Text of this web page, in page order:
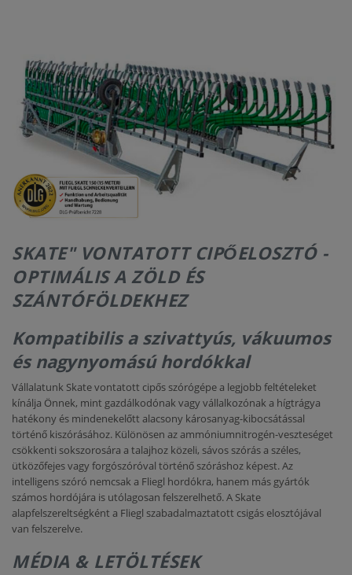
KAPCSOLAT
SKATE" VONTATOTT CIPŐELOSZTÓ -
OPTIMÁLIS A ZÖLD ÉS
SZÁNTÓFÖLDEKHEZ
Kompatibilis a szivattyús, vákuumos
és nagynyomású hordókkal
Vállalatunk Skate vontatott cipős szórógépe a legjobb feltételeket
kínálja Önnek, mint gazdálkodónak vagy vállalkozónak a hígtrágya
hatékony és mindenekelőtt alacsony károsanyag-kibocsátással
történő kiszórásához. Különösen az ammóniumnitrogén-veszteséget
csökkenti sokszorosára a talajhoz közeli, sávos szórás a széles,
ütközőfejes vagy forgószóróval történő szóráshoz képest. Az
intelligens szóró nemcsak a Fliegl hordókra, hanem más gyártók
számos hordójára is utólagosan felszerelhető. A Skate
alapfelszereltségként a Fliegl szabadalmaztatott csigás elosztójával
van felszerelve.
MÉDIA & LETÖLTÉSEK